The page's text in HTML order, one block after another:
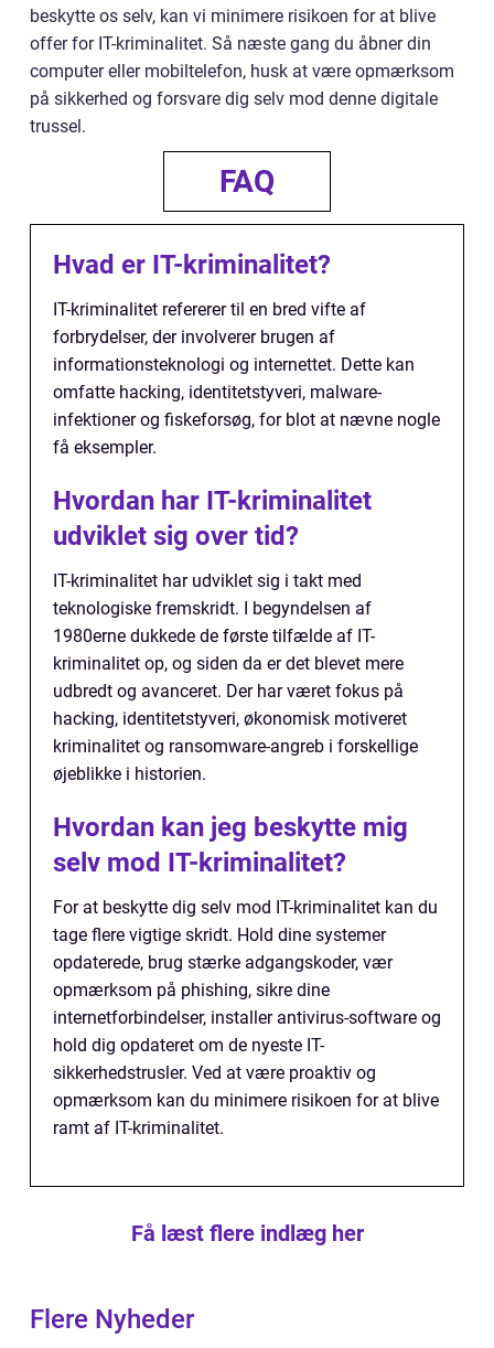
beskytte os selv, kan vi minimere risikoen for at blive
offer for IT-kriminalitet. Så næste gang du åbner din
computer eller mobiltelefon, husk at være opmærksom
på sikkerhed og forsvare dig selv mod denne digitale
trussel.
FAQ
Hvad er IT-kriminalitet?
IT-kriminalitet refererer til en bred vifte af
forbrydelser, der involverer brugen af
informationsteknologi og internettet. Dette kan
omfatte hacking, identitetstyveri, malware-
infektioner og fiskeforsøg, for blot at nævne nogle
få eksempler.
Hvordan har IT-kriminalitet
udviklet sig over tid?
IT-kriminalitet har udviklet sig i takt med
teknologiske fremskridt. I begyndelsen af
1980erne dukkede de første tilfælde af IT-
kriminalitet op, og siden da er det blevet mere
udbredt og avanceret. Der har været fokus på
hacking, identitetstyveri, økonomisk motiveret
kriminalitet og ransomware-angreb i forskellige
øjeblikke i historien.
Hvordan kan jeg beskytte mig
selv mod IT-kriminalitet?
For at beskytte dig selv mod IT-kriminalitet kan du
tage flere vigtige skridt. Hold dine systemer
opdaterede, brug stærke adgangskoder, vær
opmærksom på phishing, sikre dine
internetforbindelser, installer antivirus-software og
hold dig opdateret om de nyeste IT-
sikkerhedstrusler. Ved at være proaktiv og
opmærksom kan du minimere risikoen for at blive
ramt af IT-kriminalitet.
Få læst flere indlæg her
Flere Nyheder